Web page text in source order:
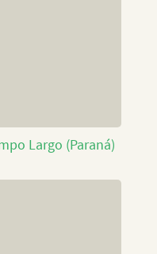
Largo (Paraná)